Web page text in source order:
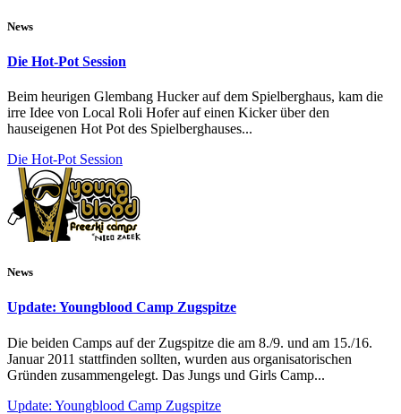
News
Die Hot-Pot Session
Beim heurigen Glembang Hucker auf dem Spielberghaus, kam die
irre Idee von Local Roli Hofer auf einen Kicker über den
hauseigenen Hot Pot des Spielberghauses...
Die Hot-Pot Session
News
Update: Youngblood Camp Zugspitze
Die beiden Camps auf der Zugspitze die am 8./9. und am 15./16.
Januar 2011 stattfinden sollten, wurden aus organisatorischen
Gründen zusammengelegt. Das Jungs und Girls Camp...
Update: Youngblood Camp Zugspitze